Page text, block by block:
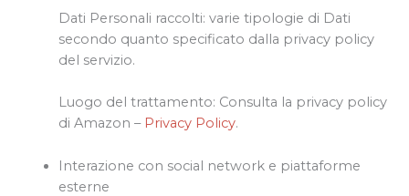
Dati Personali raccolti: varie tipologie di Dati
secondo quanto specificato dalla privacy policy
del servizio.
Luogo del trattamento: Consulta la privacy policy
di Amazon – Privacy Policy.
Interazione con social network e piattaforme
esterne